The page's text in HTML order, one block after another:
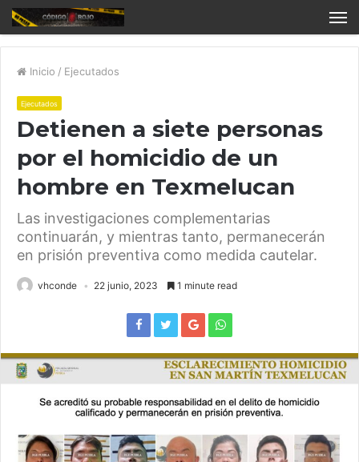
Inicio / Ejecutados
Ejecutados
Detienen a siete personas
por el homicidio de un
hombre en Texmelucan
Las investigaciones complementarias
continuarán, y mientras tanto, permanecerán
en prisión preventiva como medida cautelar.
vhconde 22 junio, 2023 1 minute read